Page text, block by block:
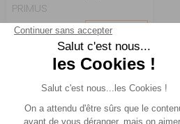
PRIMUS
Réf : 016538 DESTOCKAGE
ACHETER 219,90 €